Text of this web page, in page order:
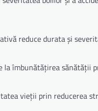
reduce durata și
la îmbunătățirea sănătății
vieții prin reducerea